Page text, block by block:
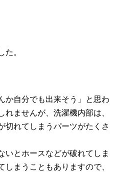
た。
か自分でも出来そう」と思わ
ませんが、洗濯機内部は、
切れてしまうパーツがたくさ
いとホースなどが破れてしま
しまうこともありますので、